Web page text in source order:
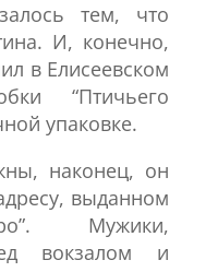
тем, что
И, конечно,
в Елисеевском
“Птичьего
упаковке.
наконец, он
выданном
Мужики,
вокзалом и